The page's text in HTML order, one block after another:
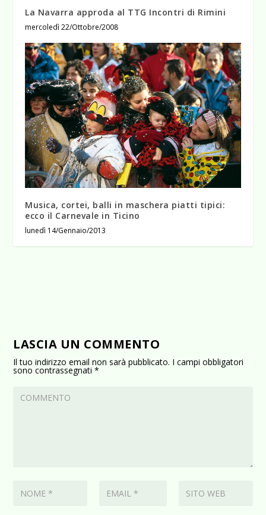
La Navarra approda al TTG Incontri di Rimini
mercoledì 22/Ottobre/2008
Musica, cortei, balli in maschera piatti tipici:
ecco il Carnevale in Ticino
lunedì 14/Gennaio/2013
LASCIA UN COMMENTO
Il tuo indirizzo email non sarà pubblicato. I campi obbligatori
sono contrassegnati*